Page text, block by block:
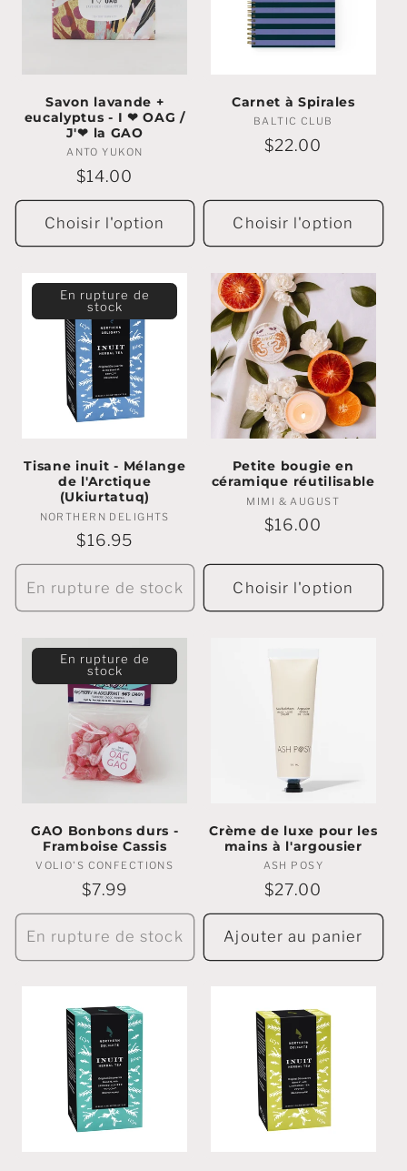
Savon lavande +
eucalyptus - I ❤ OAG /
J'❤ la GAO
Marchands
:
ANTO YUKON
Prix
régulier
$14.00
Choisir l'option
Carnet à Spirales
Marchands
:
BALTIC CLUB
Prix
$22.00
Choisir l'option
En rupture de
stock
Tisane inuit - Mélange
de l'Arctique
(Ukiurtatuq)
Marchands
:
NORTHERN DELIGHTS
Prix
régulier
$16.95
En rupture de stock
Petite bougie en
céramique réutilisable
Marchands
:
MIMI & AUGUST
Prix
$16.00
Choisir l'option
En rupture de
stock
GAO Bonbons durs -
Framboise Cassis
Marchands
:
VOLIO'S CONFECTIONS
Prix
régulier
$7.99
En rupture de stock
Crème de luxe pour les
mains à l'argousier
Marchands
:
ASH POSY
Prix
régulier
$27.00
Ajouter au panier